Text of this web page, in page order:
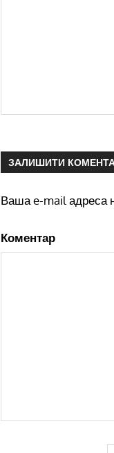
ЗАЛИШИТИ
Ваша e-mail адреса
Коментар